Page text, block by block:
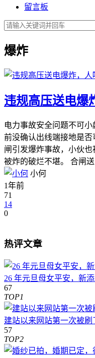
留言板
爆炸
违规高压送电爆
电力事故安全问题不可
前没确认出线端接地是
闸引发爆炸事故，小伙
被炸的破烂不堪。 合闸
小何
1年前
71
14
0
热评文章
26 年元旦母女平安，新
67
TOP1
建站以来网站第一次被刷
57
TOP2